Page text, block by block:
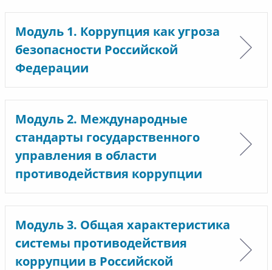
Модуль 1. Коррупция как угроза
безопасности Российской
Федерации
Модуль 2. Международные
стандарты государственного
управления в области
противодействия коррупции
Модуль 3. Общая характеристика
системы противодействия
коррупции в Российской